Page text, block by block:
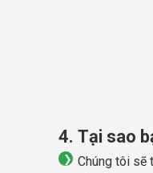
4. Tại sao
Chúng tôi sẽ